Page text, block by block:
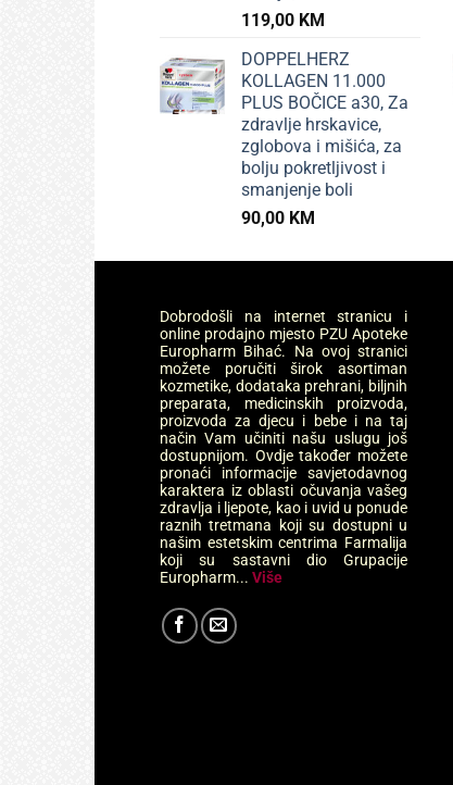
119,00 KM
DOPPELHERZ
KOLLAGEN 11.000
PLUS BOČICE a30, Za
zdravlje hrskavice,
zglobova i mišića, za
bolju pokretljivost i
smanjenje boli
90,00 KM
Dobrodošli na internet stranicu i
online prodajno mjesto PZU Apoteke
Europharm Bihać. Na ovoj stranici
možete poručiti širok asortiman
kozmetike, dodataka prehrani, biljnih
preparata, medicinskih proizvoda,
proizvoda za djecu i bebe i na taj
način Vam učiniti našu uslugu još
dostupnijom. Ovdje također možete
pronaći informacije savjetodavnog
karaktera iz oblasti očuvanja vašeg
zdravlja i ljepote, kao i uvid u ponude
raznih tretmana koji su dostupni u
našim estetskim centrima Farmalija
koji su sastavni dio Grupacije
Europharm... Više